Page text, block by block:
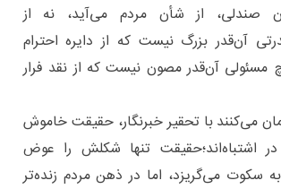
صندلی، از شأن مردم می‌آید، نه از
آن‌قدر بزرگ نیست که از دایره احترام
مسئولی آن‌قدر مصون نیست که از نقد فرار
می‌کنند با تحقیر خبرنگار، حقیقت خاموش
اشتباه‌اند؛حقیقت تنها شکلش را عوض
سکوت می‌گریزد، اما در ذهن مردم زنده‌تر